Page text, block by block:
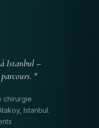
à Istanbul –
"
chirurgie
Istanbul.